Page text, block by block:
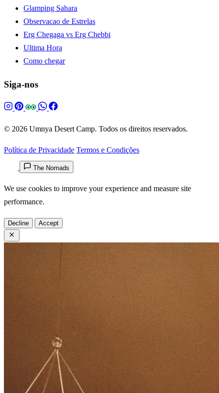
Glamping Sahara
Observacao de Estrelas
Erg Chegaga vs Erg Chebbi
Ultima Hora
Como chegar
Siga-nos
© 2026 Umnya Desert Camp. Todos os direitos reservados.
Política de Privacidade Termos e Condições
The Nomads
We use cookies to improve your experience and measure site
performance.
Decline Accept